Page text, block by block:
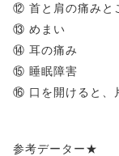
⑫ 首と肩の痛みと
⑬ めまい
⑭ 耳の痛み
⑮ 睡眠障害
⑯ 口を開けると、
参考データー★